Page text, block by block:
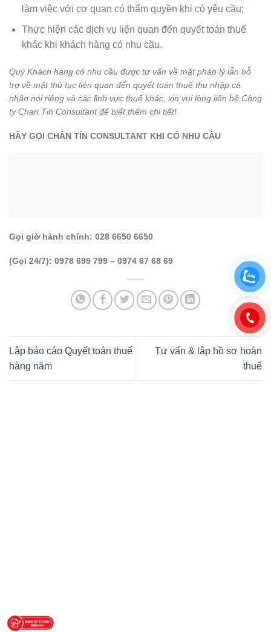
làm việc với cơ quan có thẩm quyền khi có yêu cầu;
Thực hiện các dịch vụ liên quan đến quyết toán thuế
khác khi khách hàng có nhu cầu.
Quý Khách hàng có nhu cầu được tư vấn về mặt pháp lý lẫn hỗ
trợ về mặt thủ tục liên quan đến quyết toán thuế thu nhập cá
nhân nói riêng và các lĩnh vực thuế khác, xin vui lòng liên hệ Công
ty Chan Tin Consultant để biết thêm chi tiết!
HÃY GỌI CHÂN TÍN CONSULTANT KHI CÓ NHU CẦU
Gọi giờ hành chính: 028 6650 6650
(Gọi 24/7): 0978 699 799 – 0974 67 68 69
Lập báo cáo Quyết toán thuế
hàng năm
Tư vấn & lập hồ sơ hoàn
thuế